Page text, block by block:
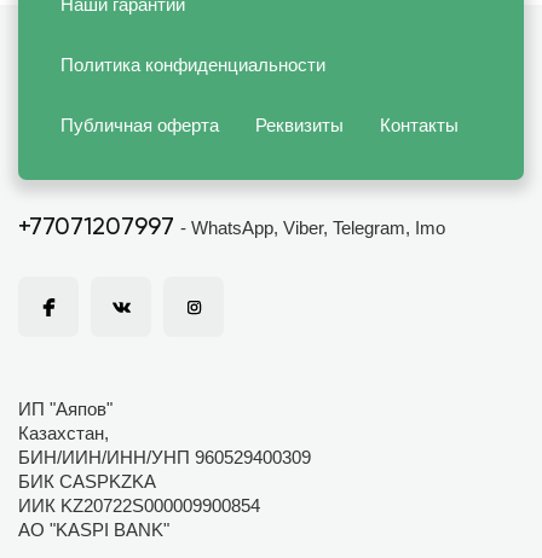
Наши гарантии
Политика конфиденциальности
Публичная оферта Реквизиты Контакты
+77071207997 - WhatsApp, Viber, Telegram, Imo
ИП "Аяпов"
Казахстан,
БИН/ИИН/ИНН/УНП 960529400309
БИК CASPKZKA
ИИК KZ20722S000009900854
АО "KASPI BANK"